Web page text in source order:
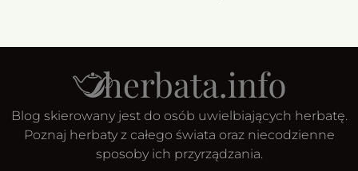
Blog skierowany jest do osób uwielbiających herbatę.
Poznaj herbaty z całego świata oraz niecodzienne
sposoby ich przyrządzania.